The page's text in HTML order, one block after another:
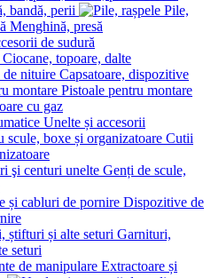
bandă, perii
Pile,
Menghină, presă
de sudură
Ciocane, topoare, dalte
Capsatoare, dispozitive
Pistoale pentru montare
cu gaz
Unelte și accesorii
Cutii
Genți de scule,
Dispozitive de
Garnituri,
seturi
Extractoare și